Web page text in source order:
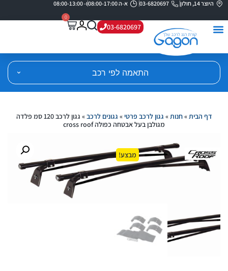
היוצר 14, חולון 03-6820697 א-ה 08:00-17:00 ו- 08:00-13:00
03-6820697
0
התאמה לפי רכב
דף הבית»חנות» גגון לרכב פרטי» גגונים לרכב»
גגון לרכב 120 סמ פלדה
מגולבן בעל אבטחה כפולה cross roof
מבצע!